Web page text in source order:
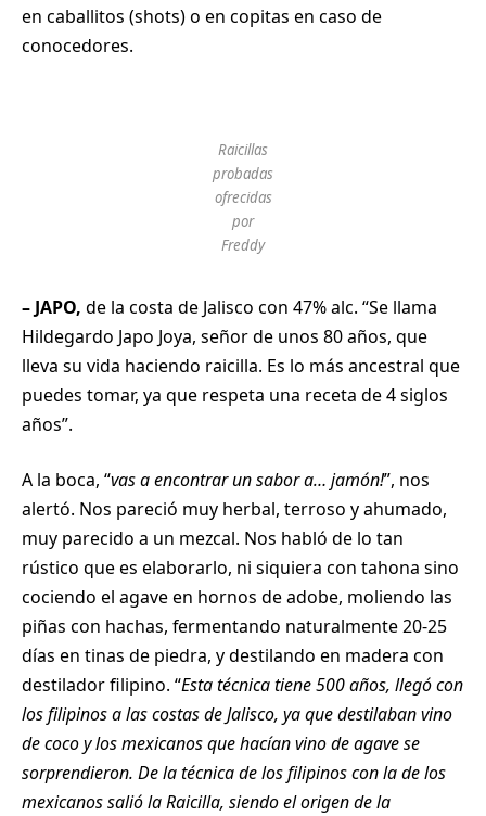
en caballitos (shots) o en copitas en caso de
conocedores.
Raicillas
probadas
ofrecidas
por
Freddy
– JAPO, de la costa de Jalisco con 47% alc. “Se llama
Hildegardo Japo Joya, señor de unos 80 años, que
lleva su vida haciendo raicilla. Es lo más ancestral que
puedes tomar, ya que respeta una receta de 4 siglos
años”.
A la boca, “vas a encontrar un sabor a… jamón!”, nos
alertó. Nos pareció muy herbal, terroso y ahumado,
muy parecido a un mezcal. Nos habló de lo tan
rústico que es elaborarlo, ni siquiera con tahona sino
cociendo el agave en hornos de adobe, moliendo las
piñas con hachas, fermentando naturalmente 20-25
días en tinas de piedra, y destilando en madera con
destilador filipino. “Esta técnica tiene 500 años, llegó con
los filipinos a las costas de Jalisco, ya que destilaban vino
de coco y los mexicanos que hacían vino de agave se
sorprendieron. De la técnica de los filipinos con la de los
mexicanos salió la Raicilla, siendo el origen de la